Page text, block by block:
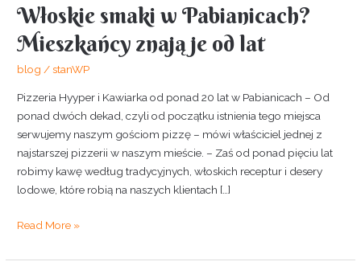
Włoskie smaki w Pabianicach?
Mieszkańcy znają je od lat
blog /stanWP
Pizzeria Hyyper i Kawiarka od ponad 20 lat w Pabianicach – Od
ponad dwóch dekad, czyli od początku istnienia tego miejsca
serwujemy naszym gościom pizzę – mówi właściciel jednej z
najstarszej pizzerii w naszym mieście. – Zaś od ponad pięciu lat
robimy kawę według tradycyjnych, włoskich receptur i desery
lodowe, które robią na naszych klientach […]
Read More »